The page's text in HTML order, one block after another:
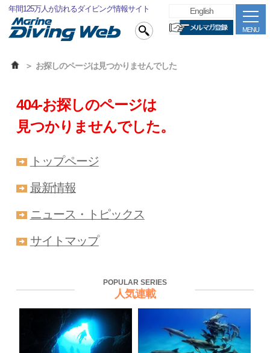
年間125万人が訪れるダイビング情報サイト
MENU
English
お探しのページは見つかりませんでした
404-お探しのページは
見つかりませんでした。
トップページ
最新情報
ニュース・トピックス
サイトマップ
人気連載
POPULAR SERIES